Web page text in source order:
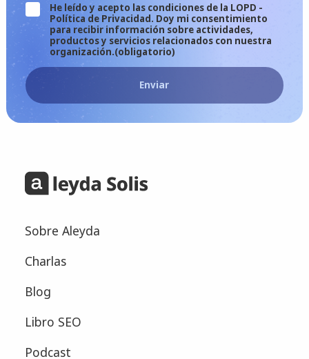
He leído y acepto las condiciones de la LOPD -
Política de Privacidad. Doy mi consentimiento
para recibir información sobre actividades,
productos y servicios relacionados con nuestra
organización.(obligatorio)
Enviar
Sobre Aleyda
Charlas
Blog
Libro SEO
Podcast